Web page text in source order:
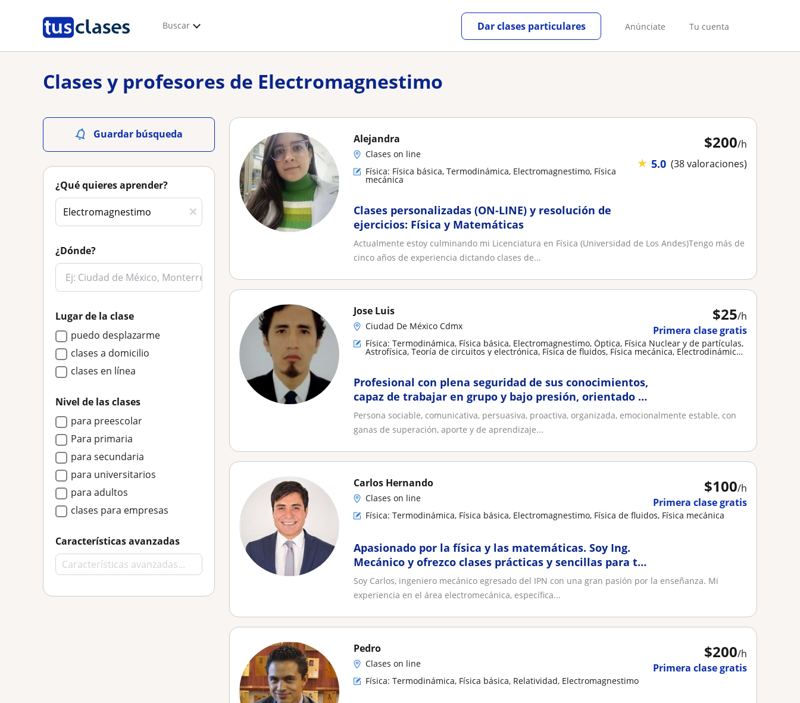
Buscar Anúnciate Tu cuenta
Dar clases particulares
Clases y profesores de Electromagnestimo
Guardar búsqueda
¿Qué quieres aprender?
¿Dónde?
Lugar de la clase
puedo desplazarme
clases a domicilio
clases en línea
Nivel de las clases
para preescolar
Para primaria
para secundaria
para universitarios
para adultos
clases para empresas
Características avanzadas
$200/h
★ 5.0 (38 valoraciones)
Alejandra
Clases on line
Física: Física básica, Termodinámica, Electromagnestimo, Física
mecánica
Clases personalizadas (ON-LINE) y resolución de
ejercicios: Física y Matemáticas
Actualmente estoy culminando mi Licenciatura en Física (Universidad de Los Andes)Tengo más de
cinco años de experiencia dictando clases de...
$25/h
Primera clase gratis
Jose Luis
Ciudad De México Cdmx
Física: Termodinámica, Física básica, Electromagnestimo, Óptica, Física Nuclear y de partículas,
Astrofísica, Teoría de circuitos y electrónica, Física de fluidos, Física mecánica, Electrodinámica,
Biofísica, Meteorología, Relatividad
Profesional con plena seguridad de sus conocimientos,
capaz de trabajar en grupo y bajo presión, orientado a
resultados y logros
Persona sociable, comunicativa, persuasiva, proactiva, organizada, emocionalmente estable, con
ganas de superación, aporte y de aprendizaje...
$100/h
Primera clase gratis
Carlos Hernando
Clases on line
Física: Termodinámica, Física básica, Electromagnestimo, Física de fluidos, Física mecánica
Apasionado por la física y las matemáticas. Soy Ing.
Mecánico y ofrezco clases prácticas y sencillas para tu
éxito académico
Soy Carlos, ingeniero mecánico egresado del IPN con una gran pasión por la enseñanza. Mi
experiencia en el área electromecánica, específica...
$200/h
Primera clase gratis
Pedro
Clases on line
Física: Termodinámica, Física básica, Relatividad, Electromagnestimo